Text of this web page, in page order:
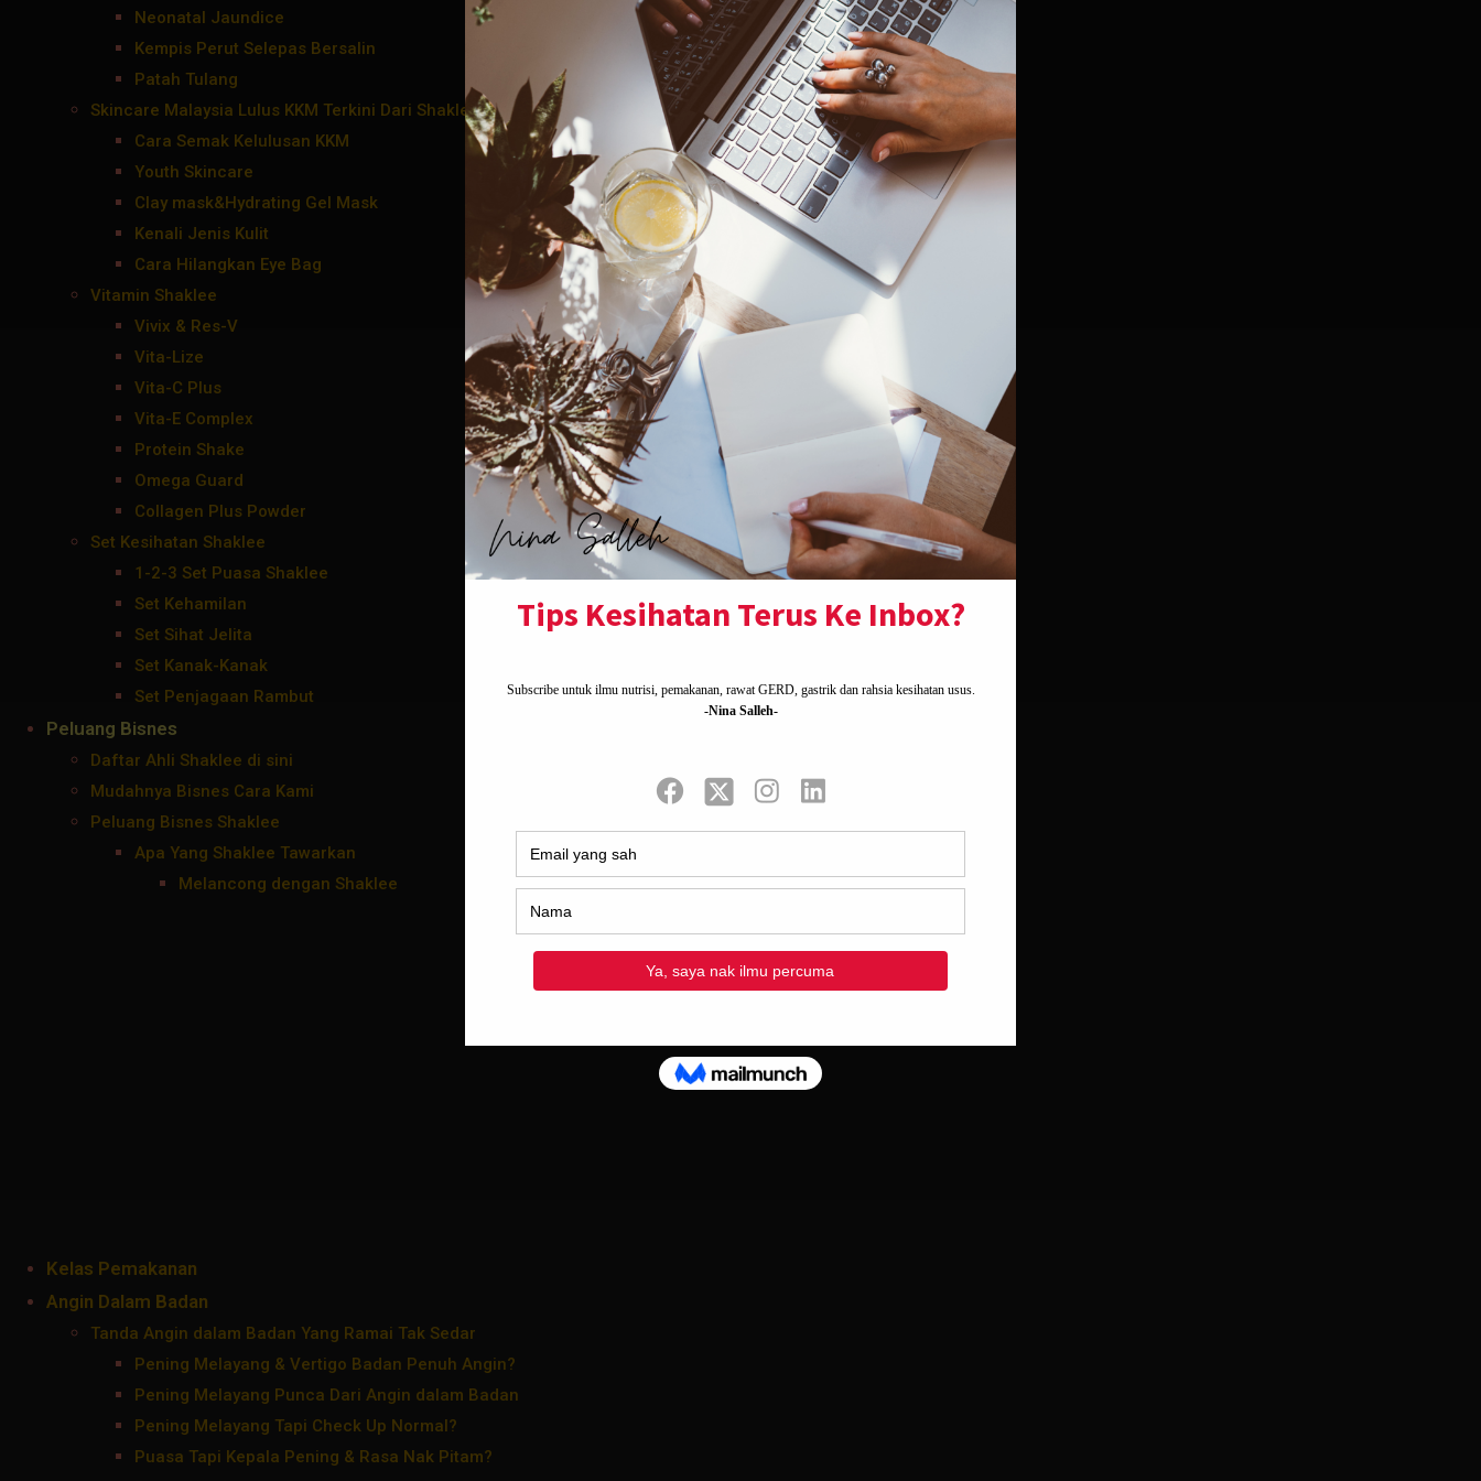
Neonatal Jaundice
Kempis Perut Selepas Bersalin
Patah Tulang
Skincare Malaysia Lulus KKM Terkini Dari Shaklee
Cara Semak Kelulusan KKM
Youth Skincare
Clay mask&Hydrating Gel Mask
Kenali Jenis Kulit
Cara Hilangkan Eye Bag
Vitamin Shaklee
Vivix & Res-V
Vita-Lize
Vita-C Plus
Vita-E Complex
Protein Shake
Omega Guard
Collagen Plus Powder
Set Kesihatan Shaklee
1-2-3 Set Puasa Shaklee
Set Kehamilan
Set Sihat Jelita
Set Kanak-Kanak
Set Penjagaan Rambut
Peluang Bisnes
Daftar Ahli Shaklee di sini
Mudahnya Bisnes Cara Kami
Peluang Bisnes Shaklee
Apa Yang Shaklee Tawarkan
Melancong dengan Shaklee
Kelas Pemakanan
Angin Dalam Badan
Tanda Angin dalam Badan Yang Ramai Tak Sedar
Pening Melayang & Vertigo Badan Penuh Angin?
Pening Melayang Punca Dari Angin dalam Badan
Pening Melayang Tapi Check Up Normal?
Puasa Tapi Kepala Pening & Rasa Nak Pitam?